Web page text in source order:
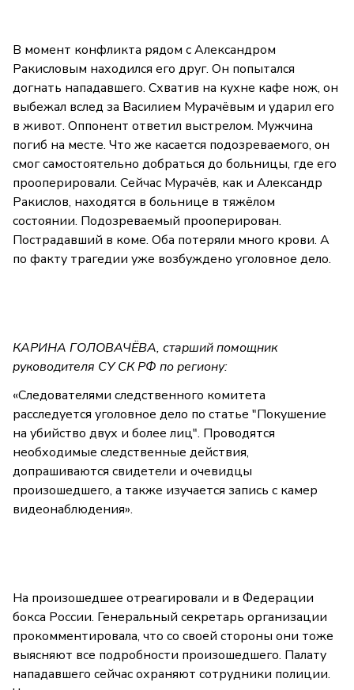
В момент конфликта рядом с Александром
Ракисловым находился его друг. Он попытался
догнать нападавшего. Схватив на кухне кафе нож, он
выбежал вслед за Василием Мурачёвым и ударил его
в живот. Оппонент ответил выстрелом. Мужчина
погиб на месте. Что же касается подозреваемого, он
смог самостоятельно добраться до больницы, где его
прооперировали. Сейчас Мурачёв, как и Александр
Ракислов, находятся в больнице в тяжёлом
состоянии. Подозреваемый прооперирован.
Пострадавший в коме. Оба потеряли много крови. А
по факту трагедии уже возбуждено уголовное дело.
КАРИНА ГОЛОВАЧЁВА, старший помощник
руководителя СУ СК РФ по региону:
«Следователями следственного комитета
расследуется уголовное дело по статье "Покушение
на убийство двух и более лиц". Проводятся
необходимые следственные действия,
допрашиваются свидетели и очевидцы
произошедшего, а также изучается запись с камер
видеонаблюдения».
На произошедшее отреагировали и в Федерации
бокса России. Генеральный секретарь организации
прокомментировала, что со своей стороны они тоже
выясняют все подробности произошедшего. Палату
нападавшего сейчас охраняют сотрудники полиции.